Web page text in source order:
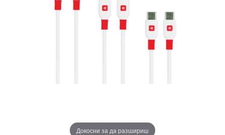
Докосни за да разшириш